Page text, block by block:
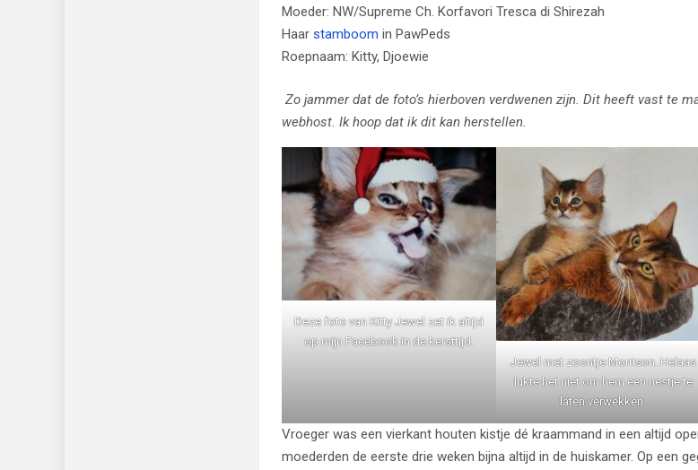
Moeder: NW/Supreme Ch. Korfavori Tresca di Shirezah
Haar stamboom in PawPeds
Roepnaam: Kitty, Djoewie
Zo jammer dat de foto’s hierboven verdwenen zijn. Dit heeft vast te
webhost. Ik hoop dat ik dit kan herstellen.
Deze foto van Kitty Jewel zet ik altijd
op mijn Facebook in de kersttijd.
Jewel met zoontje Morrison. Helaas
lukte het niet om hem een nestje te
laten verwekken.
Vroeger was een vierkant houten kistje dé kraammand in een altijd
moederden de eerste drie weken bijna altijd in de huiskamer. Op een